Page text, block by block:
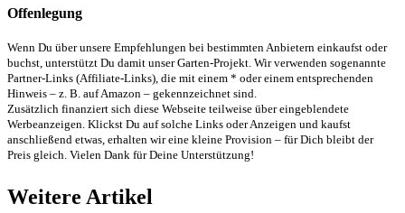
Offenlegung
Wenn Du über unsere Empfehlungen bei bestimmten Anbietern einkaufst oder
buchst, unterstützt Du damit unser Garten-Projekt. Wir verwenden sogenannte
Partner-Links (Affiliate-Links), die mit einem * oder einem entsprechenden
Hinweis – z. B. auf Amazon – gekennzeichnet sind.
Zusätzlich finanziert sich diese Webseite teilweise über eingeblendete
Werbeanzeigen. Klickst Du auf solche Links oder Anzeigen und kaufst
anschließend etwas, erhalten wir eine kleine Provision – für Dich bleibt der
Preis gleich. Vielen Dank für Deine Unterstützung!
Weitere Artikel